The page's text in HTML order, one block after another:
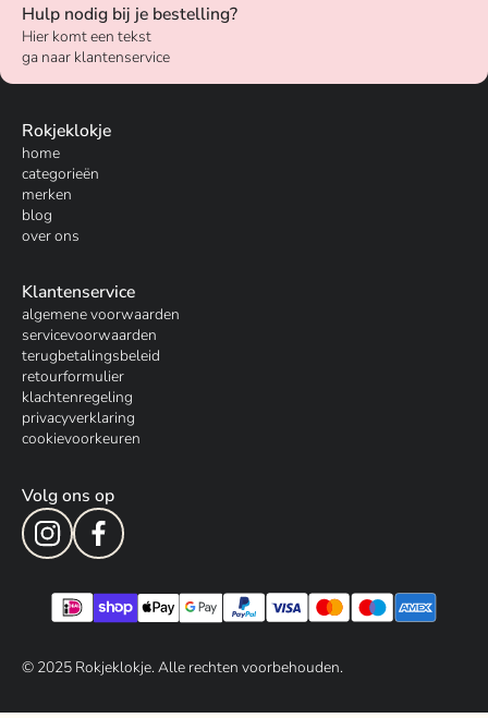
Hulp nodig bij je bestelling?
Hier komt een tekst
ga naar klantenservice
Rokjeklokje
home
categorieën
merken
blog
over ons
Klantenservice
algemene voorwaarden
servicevoorwaarden
terugbetalingsbeleid
retourformulier
klachtenregeling
privacyverklaring
cookievoorkeuren
Volg ons op
© 2025Rokjeklokje. Alle rechten voorbehouden.